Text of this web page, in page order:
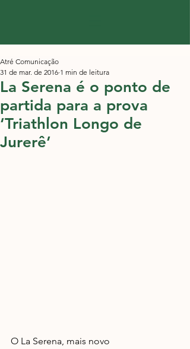
La Serena é o ponto de
partida para a prova
‘Triathlon Longo de
Jurerê’
Atré Comunicação
31 de mar. de 2016 1 min de leitura
O La Serena, mais novo